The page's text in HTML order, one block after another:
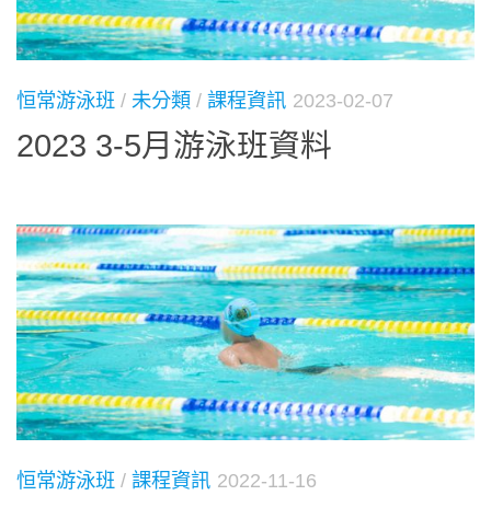
恒常游泳班 / 未分類 / 課程資訊 2023-02-07
2023 3-5月游泳班資料
恒常游泳班 / 課程資訊 2022-11-16